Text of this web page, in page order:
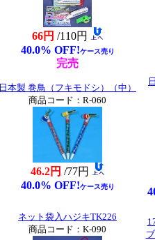
66円 /110円
40.0% OFF!ケース売り
完売
日本製 巻鳥（フキモドシ）（中）
商品コード：R-060
46.2円 /77円
40.0% OFF!ケース売り
ネット袋入ハジキTK226
商品コード：K-090